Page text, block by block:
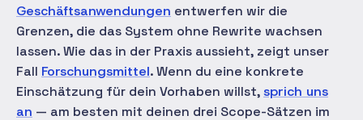
Geschäftsanwendungen entwerfen wir die
Grenzen, die das System ohne Rewrite wachsen
lassen. Wie das in der Praxis aussieht, zeigt unser
Fall Forschungsmittel. Wenn du eine konkrete
Einschätzung für dein Vorhaben willst,sprich uns
an — am besten mit deinen drei Scope-Sätzen im